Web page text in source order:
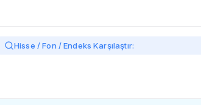
Hisse / Fon / Endeks Karşılaştır: